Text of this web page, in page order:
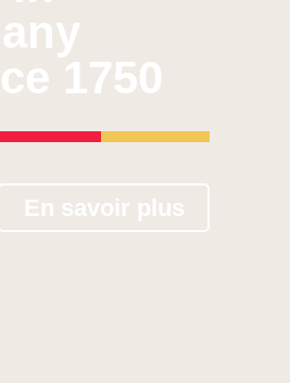
1750
En savoir plus